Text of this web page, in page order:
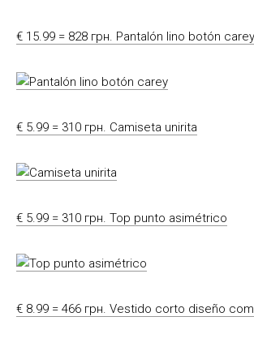
€ 15.99 = 828 грн. Pantalón lino botón carey
€ 5.99 = 310 грн. Camiseta unirita
€ 5.99 = 310 грн. Top punto asimétrico
€ 8.99 = 466 грн. Vestido corto diseño